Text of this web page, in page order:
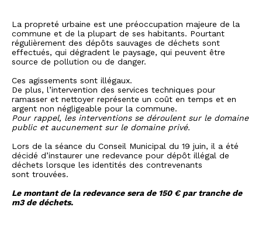
La propreté urbaine est une préoccupation majeure de la
commune et de la plupart de ses habitants. Pourtant
régulièrement des dépôts sauvages de déchets sont
effectués, qui dégradent le paysage, qui peuvent être
source de pollution ou de danger.
Ces agissements sont illégaux.
De plus, l’intervention des services techniques pour
ramasser et nettoyer représente un coût en temps et en
argent non négligeable pour la commune.
Pour rappel, les interventions se déroulent sur le domaine
public et aucunement sur le domaine privé.
Lors de la séance du Conseil Municipal du 19 juin, il a été
décidé d’instaurer une redevance pour dépôt illégal de
déchets lorsque les identités des contrevenants
sont trouvées.
Le montant de la redevance sera de 150 € par tranche de
m3 de déchets.